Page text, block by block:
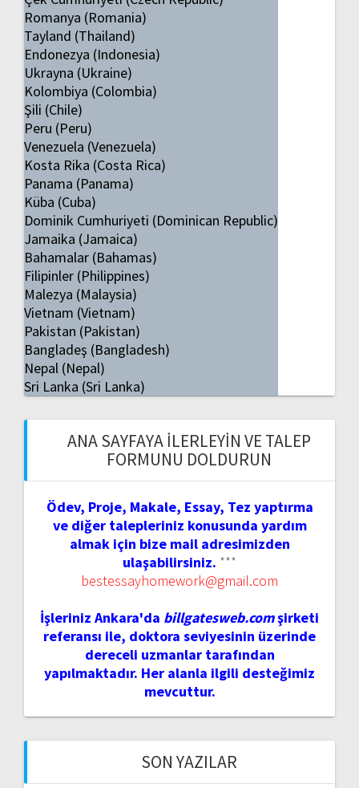
Romanya (Romania)
Tayland (Thailand)
Endonezya (Indonesia)
Ukrayna (Ukraine)
Kolombiya (Colombia)
Şili (Chile)
Peru (Peru)
Venezuela (Venezuela)
Kosta Rika (Costa Rica)
Panama (Panama)
Küba (Cuba)
Dominik Cumhuriyeti (Dominican Republic)
Jamaika (Jamaica)
Bahamalar (Bahamas)
Filipinler (Philippines)
Malezya (Malaysia)
Vietnam (Vietnam)
Pakistan (Pakistan)
Bangladeş (Bangladesh)
Nepal (Nepal)
Sri Lanka (Sri Lanka)
ANA SAYFAYA İLERLEYIN VE TALEP
FORMUNU DOLDURUN
Ödev, Proje, Makale, Essay, Tez yaptırma
ve diğer talepleriniz konusunda yardım
almak için bize mail adresimizden
ulaşabilirsiniz. ***
bestessayhomework@gmail.com
İşleriniz Ankara'da billgatesweb.comşirketi
referansı ile, doktora seviyesinin üzerinde
dereceli uzmanlar tarafından
yapılmaktadır. Her alanla ilgili desteğimiz
mevcuttur.
SON YAZILAR